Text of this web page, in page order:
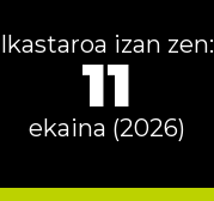
Ikastaroa izan zen:
11
ekaina (2026)